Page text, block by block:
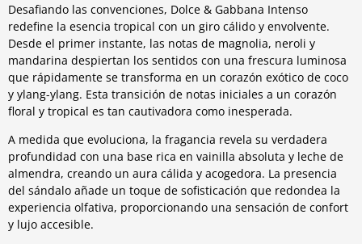
Desafiando las convenciones, Dolce & Gabbana Intenso
redefine la esencia tropical con un giro cálido y envolvente.
Desde el primer instante, las notas de magnolia, neroli y
mandarina despiertan los sentidos con una frescura luminosa
que rápidamente se transforma en un corazón exótico de coco
y ylang-ylang. Esta transición de notas iniciales a un corazón
floral y tropical es tan cautivadora como inesperada.
A medida que evoluciona, la fragancia revela su verdadera
profundidad con una base rica en vainilla absoluta y leche de
almendra, creando un aura cálida y acogedora. La presencia
del sándalo añade un toque de sofisticación que redondea la
experiencia olfativa, proporcionando una sensación de confort
y lujo accesible.